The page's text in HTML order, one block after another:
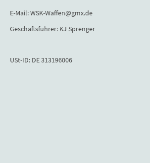
E-Mail: WSK-Waffen@gmx.de
Geschäftsführer: KJ Sprenger
USt-ID: DE 313196006